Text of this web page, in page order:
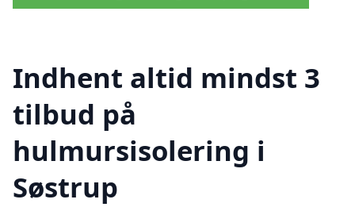
Indhent altid mindst 3
tilbud på
hulmursisolering i
Søstrup